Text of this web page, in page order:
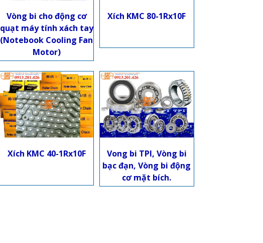
Vòng bi cho động cơ
quạt máy tính xách tay
(Notebook Cooling Fan
Motor)
Xích KMC 80-1Rx10F
Xích KMC 40-1Rx10F
Vong bi TPI, Vòng bi
bạc đạn, Vòng bi động
cơ mặt bích.